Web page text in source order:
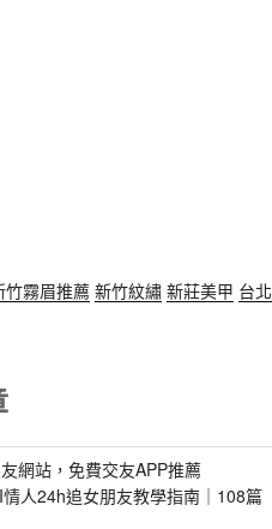
竹霧眉推薦 新竹紋繡 新莊美甲 台北
網站，免費交友APP推薦
人24h追女朋友教學指南｜108篇